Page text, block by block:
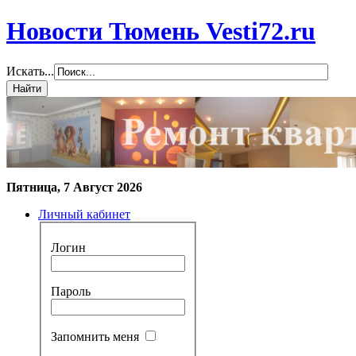
Новости Тюмень Vesti72.ru
Искать...
Пятница, 7 Август 2026
Личный кабинет
Логин
Пароль
Запомнить меня